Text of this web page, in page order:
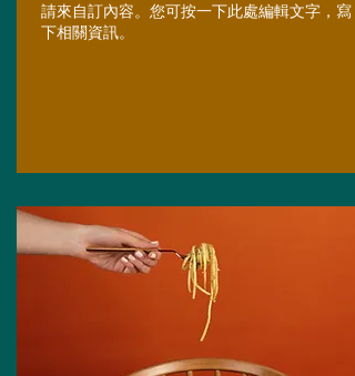
請來自訂內容。您可按一下此處編輯文字，寫
下相關資訊。